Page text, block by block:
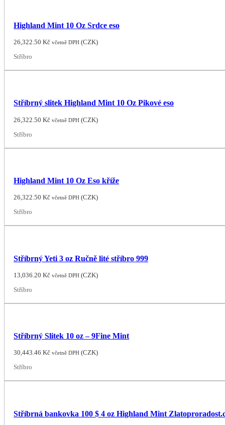
Highland Mint 10 Oz Srdce eso
26,322.50Kč včetně DPH (CZK)
Stříbro
Stříbrný slitek Highland Mint 10 Oz Pikové eso
26,322.50Kč včetně DPH (CZK)
Stříbro
Highland Mint 10 Oz Eso kříže
26,322.50Kč včetně DPH (CZK)
Stříbro
Stříbrný Yeti 3 oz Ručně lité stříbro 999
13,036.20Kč včetně DPH (CZK)
Stříbro
Stříbrný Slitek 10 oz – 9Fine Mint
30,443.46Kč včetně DPH (CZK)
Stříbro
Stříbrná bankovka 100 $ 4 oz Highland Mint